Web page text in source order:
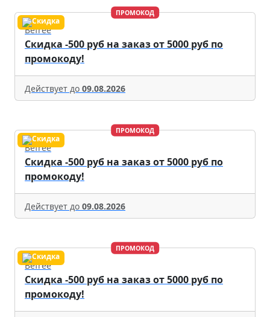
ПРОМОКОД
Befree
Скидка -500 руб на заказ от 5000 руб по
промокоду!
Действует до 09.08.2026
ПРОМОКОД
Befree
Скидка -500 руб на заказ от 5000 руб по
промокоду!
Действует до 09.08.2026
ПРОМОКОД
Befree
Скидка -500 руб на заказ от 5000 руб по
промокоду!